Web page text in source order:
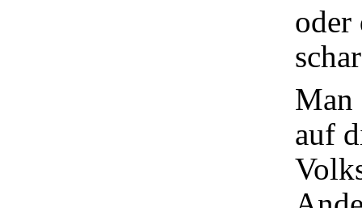
oder
Man
auf